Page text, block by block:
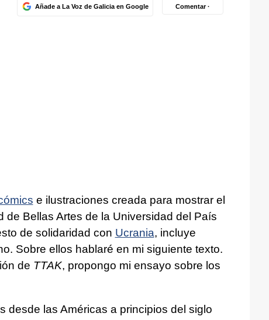
Añade a La Voz de Galicia en Google Comentar ·
e ilustraciones creada para mostrar el
de Bellas Artes de la Universidad del País
de solidaridad con Ucrania, incluye
Sobre ellos hablaré en mi siguiente texto.
de TTAK, propongo mi ensayo sobre los
desde las Américas a principios del siglo